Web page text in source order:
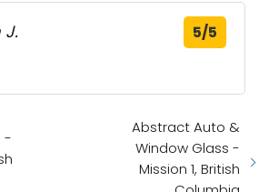
J. 5/5
-
Abstract Auto &
Window Glass -
Mission 1, British